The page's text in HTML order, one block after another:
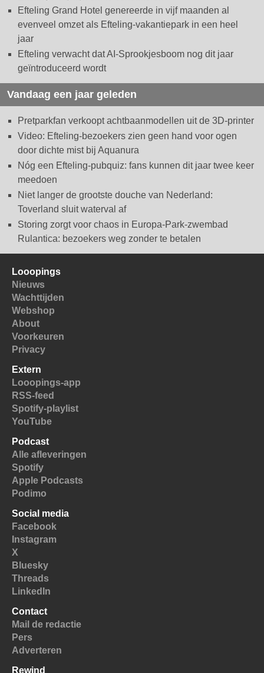
Efteling Grand Hotel genereerde in vijf maanden al
evenveel omzet als Efteling-vakantiepark in een heel
jaar
Efteling verwacht dat AI-Sprookjesboom nog dit jaar
geïntroduceerd wordt
Vandaag een jaar geleden
Pretparkfan verkoopt achtbaanmodellen uit de 3D-printer
Video: Efteling-bezoekers zien geen hand voor ogen
door dichte mist bij Aquanura
Nóg een Efteling-pubquiz: fans kunnen dit jaar twee keer
meedoen
Niet langer de grootste douche van Nederland:
Toverland sluit waterval af
Storing zorgt voor chaos in Europa-Park-zwembad
Rulantica: bezoekers weg zonder te betalen
Looopings
Nieuws
Wachttijden
Webshop
About
Voorkeuren
Privacy
Extern
Looopings-app
RSS-feed
Spotify-playlist
YouTube
Podcast
Alle afleveringen
Spotify
Apple Podcasts
Podimo
Social media
Facebook
Instagram
X
Bluesky
Threads
LinkedIn
Contact
Mail de redactie
Pers
Adverteren
Rewind